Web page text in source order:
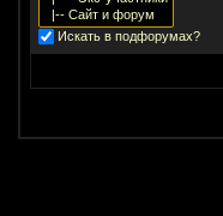
Искать в подфорумах?